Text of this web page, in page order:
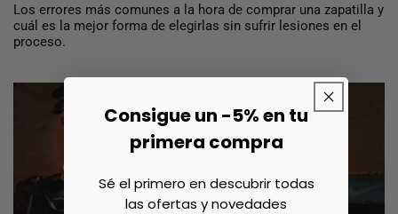
Los errores más comunes a la hora de comprar una zapatilla y
cuál es la mejor forma de elegirlas sin sufrir lesiones en el
proceso.
Consigue un -5% en tu
primera compra
Sé el primero en descubrir todas
las ofertas y novedades